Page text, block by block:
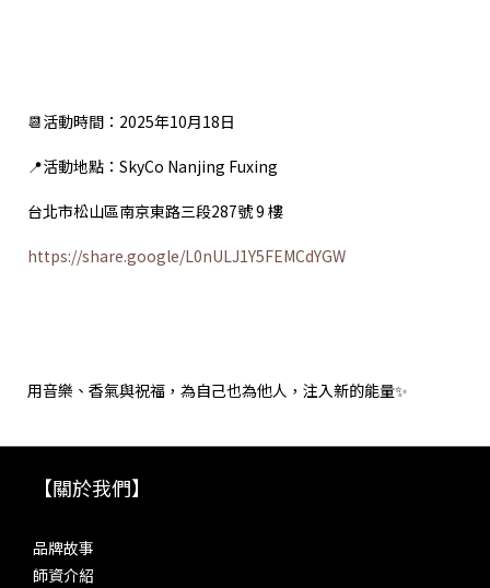
📆活動時間：2025年10月18日
📍活動地點：SkyCo Nanjing Fuxing
台北市松山區南京東路三段287號 9 樓
https://share.google/L0nULJ1Y5FEMCdYGW
用音樂、香氣與祝福，為自己也為他人，注入新的能量✨
【關於我們】
品牌故事
師資介紹